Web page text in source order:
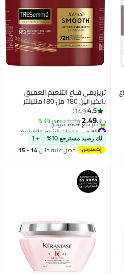
تريزيمي قناع التنعيم العميق
بالكيراتين 180 مل 180ملليلتر
4.5
149
2.49
4.14خصم 39%
#6 في علاجات الشعر والقشرة
بتخلّص بسرعة
تم بيع +140 مؤخرًا
#6 في علاجات الشعر والقشرة
لك رصيد مسترجع 10% + 1
احصل عليه خلال 14 - 15